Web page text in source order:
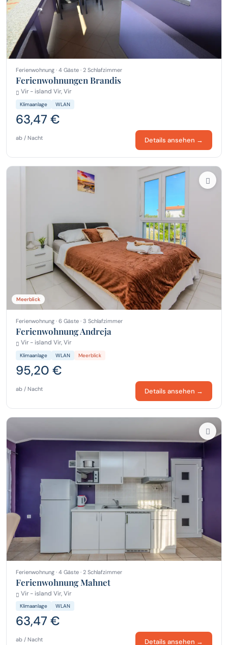
Ferienwohnung · 4 Gäste · 2 Schlafzimmer
Ferienwohnungen Brandis
Vir - island Vir, Vir
Klimaanlage WLAN
63,47 €
ab / Nacht Details ansehen →
Meerblick
Ferienwohnung · 6 Gäste · 3 Schlafzimmer
Ferienwohnung Andreja
Vir - island Vir, Vir
Klimaanlage WLAN Meerblick
95,20 €
ab / Nacht Details ansehen →
Ferienwohnung · 4 Gäste · 2 Schlafzimmer
Ferienwohnung Mahnet
Vir - island Vir, Vir
Klimaanlage WLAN
63,47 €
ab / Nacht Details ansehen →